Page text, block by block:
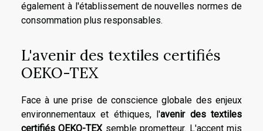
également à l'établissement de nouvelles normes de
consommation plus responsables.
L'avenir des textiles certifiés
OEKO-TEX
Face à une prise de conscience globale des enjeux
environnementaux et éthiques, l'avenir des textiles
certifiés OEKO-TEXsemble prometteur. L'accent mis